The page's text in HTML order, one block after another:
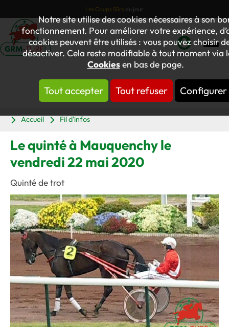
Notre site utilise des cookies nécessaires à son
fonctionnement. Pour améliorer votre expérience,
cookies peuvent être utilisés : vous pouvez choisir
désactiver. Cela reste modifiable à tout moment via
Cookiesen bas de page.
Tout accepter Tout refuser Configurer
Les Coups Sûrs du jour
Mon
compte
Accueil
Fil d'infos
Le quinté à Mauquenchy le
vendredi 22 mai 2020
Quinté de trot